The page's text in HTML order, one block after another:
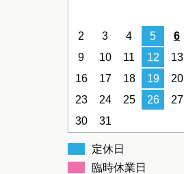
2
3 4 5 6
9
10 11 12 13
16
17 18 19 20
23
24 25 26 27
30
31
定休日
臨時休業日